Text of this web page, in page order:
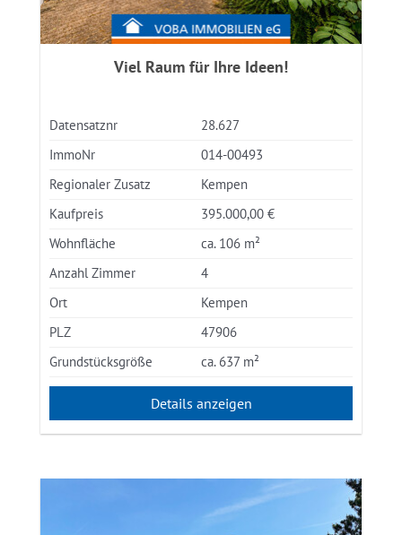
Viel Raum für Ihre Ideen!
Datensatznr
28.627
ImmoNr
014-00493
Regionaler Zusatz
Kempen
Kaufpreis
395.000,00 €
Wohnfläche
ca. 106 m²
Anzahl Zimmer
4
Ort
Kempen
PLZ
47906
Grundstücksgröße
ca. 637 m²
Details anzeigen